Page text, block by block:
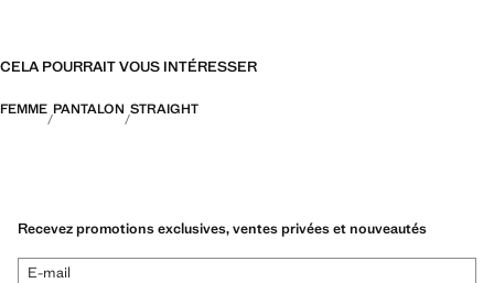
CELA POURRAIT VOUS INTÉRESSER
FEMME PANTALON STRAIGHT
Recevez promotions exclusives, ventes privées et nouveautés
E-mail